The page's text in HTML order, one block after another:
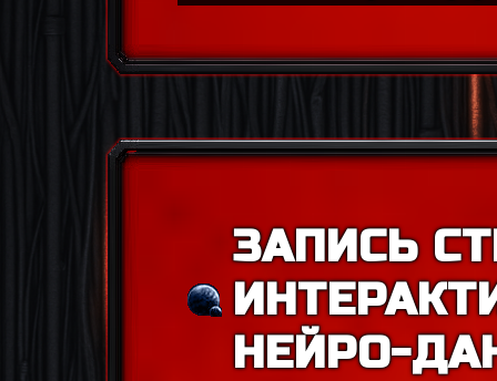
ЗАПИСЬ
НЕЙРО-